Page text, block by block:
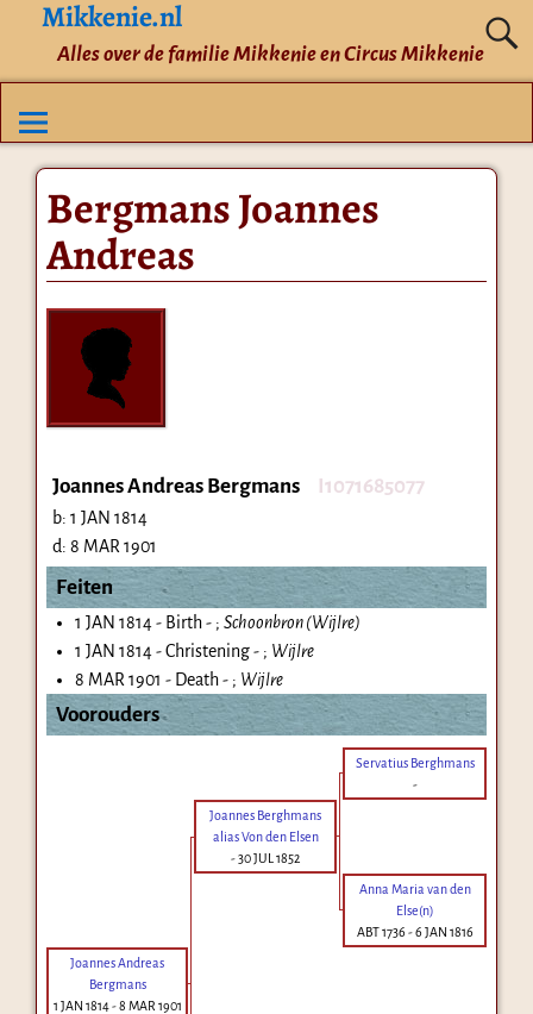
Mikkenie.nl
Alles over de familie Mikkenie en Circus Mikkenie
Bergmans Joannes
Andreas
Joannes Andreas Bergmans I1071685077
b: 1 JAN 1814
d: 8 MAR 1901
Feiten
1 JAN 1814 - Birth - ; Schoonbron (Wijlre)
1 JAN 1814 - Christening - ; Wijlre
8 MAR 1901 - Death - ; Wijlre
Voorouders
Servatius Berghmans
-
Joannes Berghmans
alias Von den Elsen
-30 JUL 1852
Anna Maria van den
Else(n)
ABT 1736 -6 JAN 1816
Joannes Andreas
Bergmans
1 JAN 1814-8 MAR 1901